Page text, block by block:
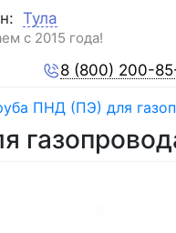
Тула
с 2015 года!
8 (800) 200-
ПНД (ПЭ) для